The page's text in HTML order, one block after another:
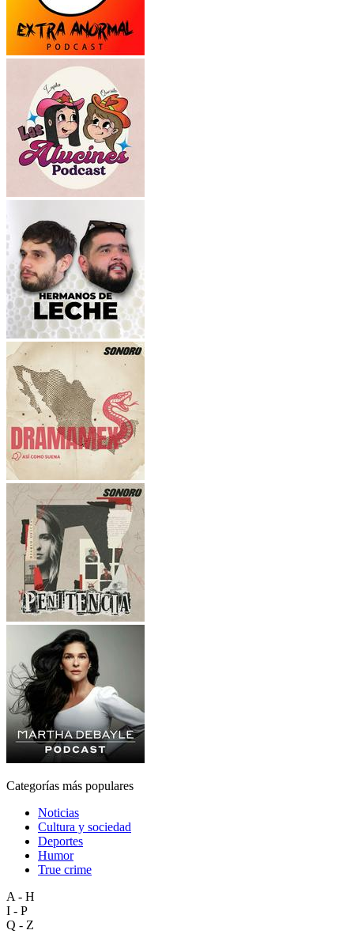
Categorías más populares
Noticias
Cultura y sociedad
Deportes
Humor
True crime
A - H
I - P
Q - Z